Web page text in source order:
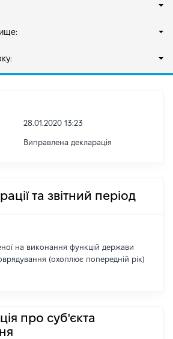
28.01.2020 13:23
Виправлена декларація
та звітний період
на виконання функцій держави
(охоплює попередній рік)
про суб'єкта